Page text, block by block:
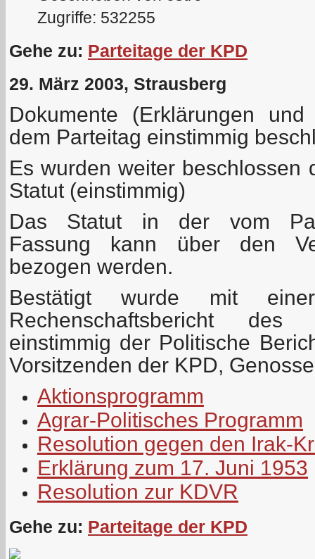
Zugriffe: 532255
Gehe zu: Parteitage der KPD
29. März 2003, Strausberg
Dokumente (Erklärungen
dem Parteitag einstimmig
Es wurden weiter beschlossen
Statut (einstimmig)
Das Statut in der vom
Fassung kann über den
bezogen werden.
Bestätigt wurde mit
Rechenschaftsbericht des
einstimmig der Politische
Vorsitzenden der KPD,
Aktionsprogramm
Agrar-Politisches Programm
Resolution gegen den Irak-
Erklärung zum 17. Juni 1953
Resolution zur KDVR
Gehe zu: Parteitage der KPD